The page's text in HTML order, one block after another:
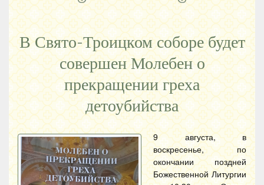
В Свято-Троицком соборе будет
совершен Молебен о
прекращении греха
детоубийства
9 августа, в
воскресенье, по
окончании поздней
Божественной Литургии